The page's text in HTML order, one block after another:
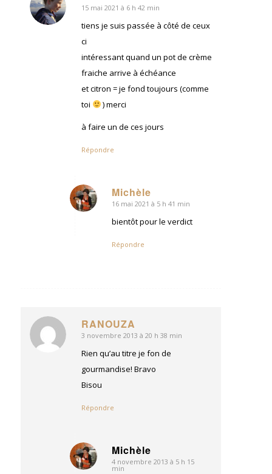
dit
:
15 mai 2021 à 6 h 42 min
tiens je suis passée à côté de ceux
ci
intéressant quand un pot de crème
fraiche arrive à échéance
et citron = je fond toujours (comme
toi
) merci
à faire un de ces jours
Répondre
Michèle
dit
16 mai 2021 à 5 h 41 min
bientôt pour le verdict
Répondre
RANOUZA
dit
:
3 novembre 2013 à 20 h 38 min
Rien qu’au titre je fon de
gourmandise! Bravo
Bisou
Répondre
Michèle
dit
4 novembre 2013 à 5 h 15
min